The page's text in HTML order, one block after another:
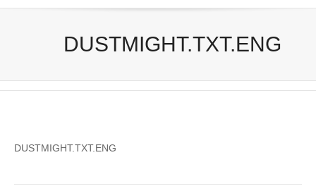
DUSTMIGHT.TXT.ENG
DUSTMIGHT.TXT.ENG